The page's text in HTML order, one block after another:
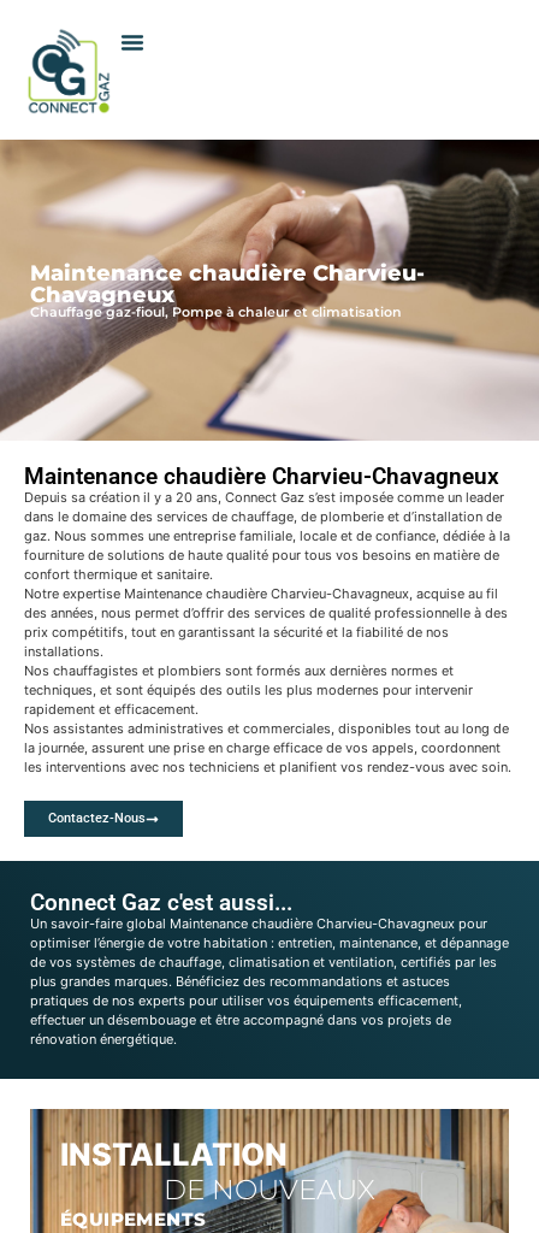
Maintenance chaudière Charvieu-
Chavagneux
Chauffage gaz-fioul, Pompe à chaleur et climatisation
Maintenance chaudière Charvieu-Chavagneux
Depuis sa création il y a 20 ans, Connect Gaz s’est imposée comme un leader
dans le domaine des services de chauffage, de plomberie et d’installation de
gaz. Nous sommes une entreprise familiale, locale et de confiance, dédiée à la
fourniture de solutions de haute qualité pour tous vos besoins en matière de
confort thermique et sanitaire.
Notre expertise Maintenance chaudière Charvieu-Chavagneux, acquise au fil
des années, nous permet d’offrir des services de qualité professionnelle à des
prix compétitifs, tout en garantissant la sécurité et la fiabilité de nos
installations.
Nos chauffagistes et plombiers sont formés aux dernières normes et
techniques, et sont équipés des outils les plus modernes pour intervenir
rapidement et efficacement.
Nos assistantes administratives et commerciales, disponibles tout au long de
la journée, assurent une prise en charge efficace de vos appels, coordonnent
les interventions avec nos techniciens et planifient vos rendez-vous avec soin.
Contactez-Nous
Connect Gaz c'est aussi...
Un savoir-faire global Maintenance chaudière Charvieu-Chavagneux pour
optimiser l’énergie de votre habitation : entretien, maintenance, et dépannage
de vos systèmes de chauffage, climatisation et ventilation, certifiés par les
plus grandes marques. Bénéficiez des recommandations et astuces
pratiques de nos experts pour utiliser vos équipements efficacement,
effectuer un désembouage et être accompagné dans vos projets de
rénovation énergétique.
INSTALLATION
DE NOUVEAUX
ÉQUIPEMENTS